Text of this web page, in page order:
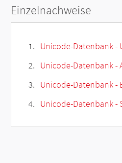
Einzelnachweise
Unicode-Datenbank -
Unicode-Datenbank -
Unicode-Datenbank -
Unicode-Datenbank -